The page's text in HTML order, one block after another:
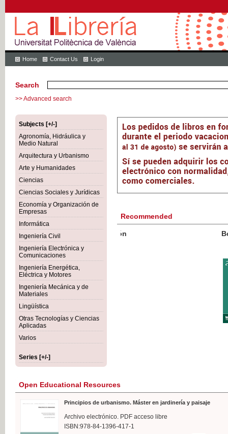
Home Contact Us Login
Search
>> Advanced search
Subjects [+/-]
Agronomía, Hidráulica y
Medio Natural
Arquitectura y Urbanismo
Arte y Humanidades
Ciencias
Ciencias Sociales y Jurídicas
Economía y Organización de
Empresas
Informática
Ingeniería Civil
Ingeniería Electrónica y
Comunicaciones
Ingeniería Energética,
Eléctrica y Motores
Ingeniería Mecánica y de
Materiales
Lingüística
Otras Tecnologías y Ciencias
Aplicadas
Varios
Series [+/-]
Recommended
Botánica Agroalimentaria
Open Educational Resources
Principios de urbanismo. Máster en jardinería y paisaje
Archivo electrónico. PDF acceso libre
ISBN:978-84-1396-417-1